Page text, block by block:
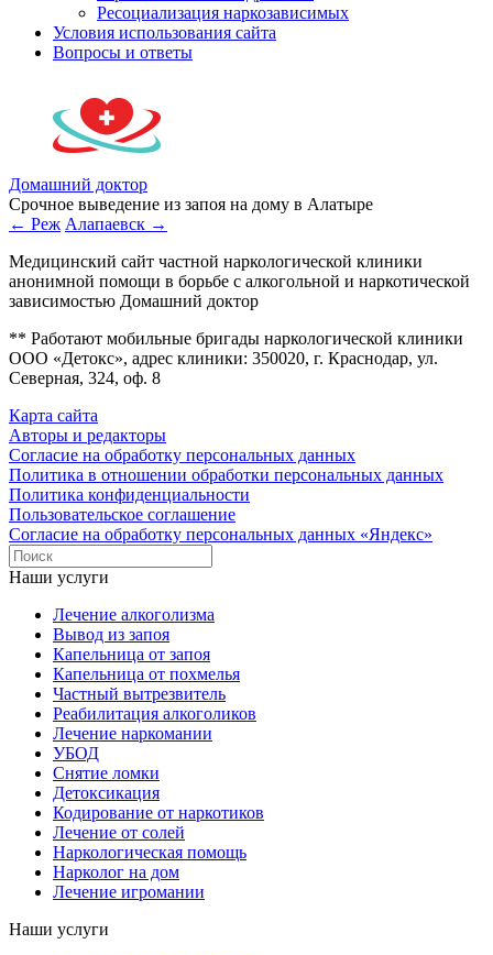
Ресоциализация наркозависимых
Условия использования сайта
Вопросы и ответы
Домашний доктор
Срочное выведение из запоя на дому в Алатыре
← Реж Алапаевск →
Медицинский сайт частной наркологической клиники
анонимной помощи в борьбе с алкогольной и наркотической
зависимостью Домашний доктор
** Работают мобильные бригады наркологической клиники
ООО «Детокс», адрес клиники: 350020, г. Краснодар, ул.
Северная, 324, оф. 8
Карта сайта
Авторы и редакторы
Согласие на обработку персональных данных
Политика в отношении обработки персональных данных
Политика конфиденциальности
Пользовательское соглашение
Согласие на обработку персональных данных «Яндекс»
Наши услуги
Лечение алкоголизма
Вывод из запоя
Капельница от запоя
Капельница от похмелья
Частный вытрезвитель
Реабилитация алкоголиков
Лечение наркомании
УБОД
Снятие ломки
Детоксикация
Кодирование от наркотиков
Лечение от солей
Наркологическая помощь
Нарколог на дом
Лечение игромании
Наши услуги